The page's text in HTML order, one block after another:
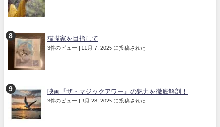
猫描家を目指して
3件のビュー | 11月 7, 2025 に投稿された
映画『ザ・マジックアワー』の魅力を徹底解剖！
3件のビュー | 9月 28, 2025 に投稿された